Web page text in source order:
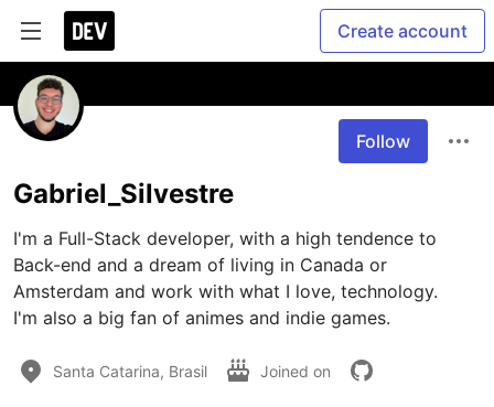
Create account
Follow
Gabriel_Silvestre
I'm a Full-Stack developer, with a high tendence to
Back-end and a dream of living in Canada or
Amsterdam and work with what I love, technology.
I'm also a big fan of animes and indie games.
Santa Catarina, Brasil Joined on